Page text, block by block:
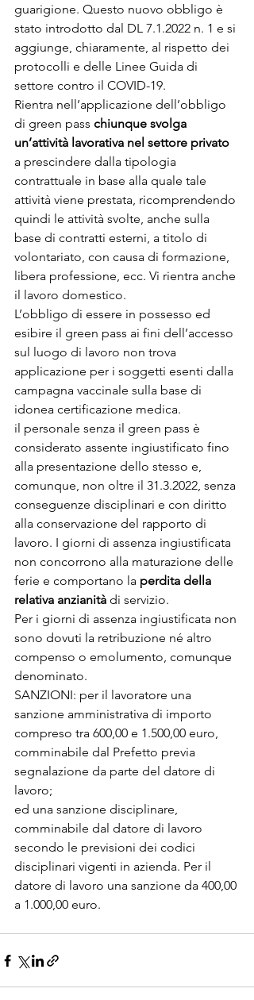
guarigione. Questo nuovo obbligo è
stato introdotto dal DL 7.1.2022 n. 1 e si
aggiunge, chiaramente, al rispetto dei
protocolli e delle Linee Guida di
settore contro il COVID-19.
Rientra nell’applicazione dell’obbligo
di green pass chiunque svolga
un’attività lavorativa nel settore privato
a prescindere dalla tipologia
contrattuale in base alla quale tale
attività viene prestata, ricomprendendo
quindi le attività svolte, anche sulla
base di contratti esterni, a titolo di
volontariato, con causa di formazione,
libera professione, ecc. Vi rientra anche
il lavoro domestico.
L’obbligo di essere in possesso ed
esibire il green pass ai fini dell’accesso
sul luogo di lavoro non trova
applicazione per i soggetti esenti dalla
campagna vaccinale sulla base di
idonea certificazione medica.
il personale senza il green pass è
considerato assente ingiustificato fino
alla presentazione dello stesso e,
comunque, non oltre il 31.3.2022, senza
conseguenze disciplinari e con diritto
alla conservazione del rapporto di
lavoro. I giorni di assenza ingiustificata
non concorrono alla maturazione delle
ferie e comportano la perdita della
relativa anzianità di servizio.
Per i giorni di assenza ingiustificata non
sono dovuti la retribuzione né altro
compenso o emolumento, comunque
denominato.
SANZIONI: per il lavoratore una
sanzione amministrativa di importo
compreso tra 600,00 e 1.500,00 euro,
comminabile dal Prefetto previa
segnalazione da parte del datore di
lavoro;
ed una sanzione disciplinare,
comminabile dal datore di lavoro
secondo le previsioni dei codici
disciplinari vigenti in azienda. Per il
datore di lavoro una sanzione da 400,00
a 1.000,00 euro.